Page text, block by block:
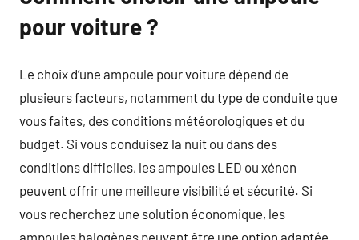
pour voiture ?
Le choix d’une ampoule pour voiture dépend de
plusieurs facteurs, notamment du type de conduite que
vous faites, des conditions météorologiques et du
budget. Si vous conduisez la nuit ou dans des
conditions difficiles, les ampoules LED ou xénon
peuvent offrir une meilleure visibilité et sécurité. Si
vous recherchez une solution économique, les
ampoules halogènes peuvent être une option adaptée,